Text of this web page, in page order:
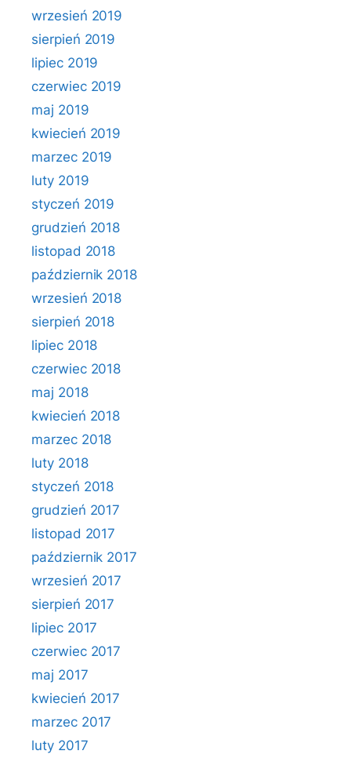
wrzesień 2019
sierpień 2019
lipiec 2019
czerwiec 2019
maj 2019
kwiecień 2019
marzec 2019
luty 2019
styczeń 2019
grudzień 2018
listopad 2018
październik 2018
wrzesień 2018
sierpień 2018
lipiec 2018
czerwiec 2018
maj 2018
kwiecień 2018
marzec 2018
luty 2018
styczeń 2018
grudzień 2017
listopad 2017
październik 2017
wrzesień 2017
sierpień 2017
lipiec 2017
czerwiec 2017
maj 2017
kwiecień 2017
marzec 2017
luty 2017